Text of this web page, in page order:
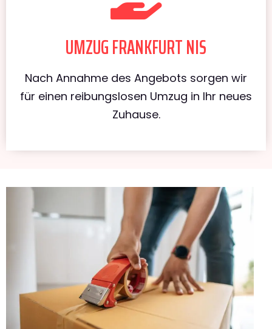
UMZUG FRANKFURT NIS
Nach Annahme des Angebots sorgen wir
für einen reibungslosen Umzug in Ihr neues
Zuhause.